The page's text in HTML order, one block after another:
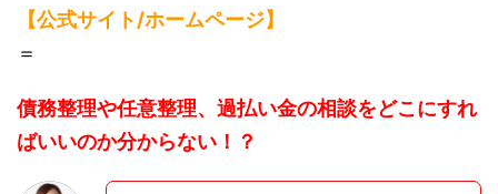
【公式サイト/ホームページ】
＝
債務整理や任意整理、過払い金の相談をどこにすれ
ばいいのか分からない！？